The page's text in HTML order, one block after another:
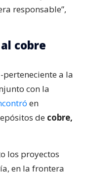
responsable”,
cobre
perteneciente a la
con la
en
de cobre,
los proyectos
en la frontera